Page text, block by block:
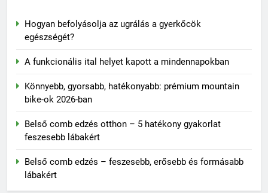
Hogyan befolyásolja az ugrálás a gyerkőcök
egészségét?
A funkcionális ital helyet kapott a mindennapokban
Könnyebb, gyorsabb, hatékonyabb: prémium mountain
bike-ok 2026-ban
Belső comb edzés otthon – 5 hatékony gyakorlat
feszesebb lábakért
Belső comb edzés – feszesebb, erősebb és formásabb
lábakért